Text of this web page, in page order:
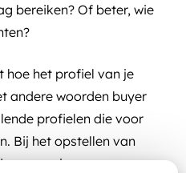
bereiken? Of beter, wie
hoe het profiel van je
andere woorden buyer
profielen die voor
Bij het opstellen van
vragen je op weg